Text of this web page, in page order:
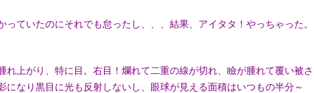
っていたのにそれでも怠ったし、、、結果、アイタタ！やっちゃった。
れ上がり、特に目。右目！爛れて二重の線が切れ、瞼が腫れて覆い被さ
になり黒目に光も反射しないし、眼球が見える面積はいつもの半分～